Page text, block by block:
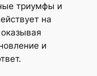
триумфы и
на
и